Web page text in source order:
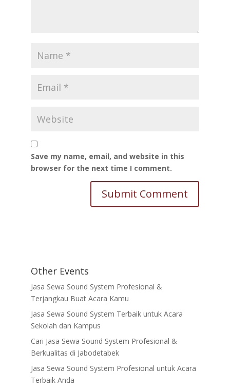
Save my name, email, and website in this
browser for the next time I comment.
Other Events
Jasa Sewa Sound System Profesional &
Terjangkau Buat Acara Kamu
Jasa Sewa Sound System Terbaik untuk Acara
Sekolah dan Kampus
Cari Jasa Sewa Sound System Profesional &
Berkualitas di Jabodetabek
Jasa Sewa Sound System Profesional untuk Acara
Terbaik Anda